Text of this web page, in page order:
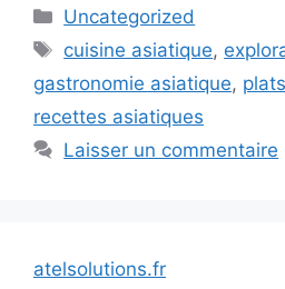
Catégories
Uncategorized
Étiquettes
cuisine asiatique,
gastronomie asiatique,
recettes asiatiques
Laisser un commentaire
atelsolutions.fr